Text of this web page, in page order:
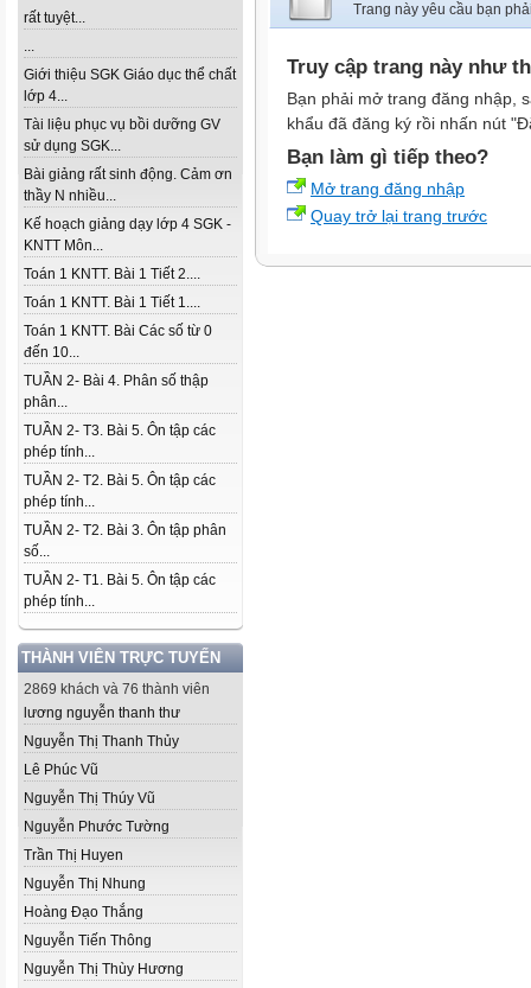
rất tuyệt...
...
Giới thiệu SGK Giáo dục thể chất
lớp 4...
Tài liệu phục vụ bồi dưỡng GV
sử dụng SGK...
Bài giảng rất sinh động. Cảm ơn
thầy N nhiều...
Kế hoạch giảng dạy lớp 4 SGK -
KNTT Môn...
Toán 1 KNTT. Bài 1 Tiết 2....
Toán 1 KNTT. Bài 1 Tiết 1....
Toán 1 KNTT. Bài Các số từ 0
đến 10...
TUẦN 2- Bài 4. Phân số thập
phân...
TUẦN 2- T3. Bài 5. Ôn tập các
phép tính...
TUẦN 2- T2. Bài 5. Ôn tập các
phép tính...
TUẦN 2- T2. Bài 3. Ôn tập phân
số...
TUẦN 2- T1. Bài 5. Ôn tập các
phép tính...
THÀNH VIÊN TRỰC TUYẾN
2869 khách và 76 thành viên
lương nguyễn thanh thư
Nguyễn Thị Thanh Thủy
Lê Phúc Vũ
Nguyễn Thị Thúy Vũ
Nguyễn Phước Tường
Trần Thị Huyen
Nguyễn Thị Nhung
Hoàng Đạo Thắng
Nguyễn Tiến Thông
Nguyễn Thị Thùy Hương
Trang này yêu cầu bạn
Truy cập trang này như
Bạn phải mở trang đăng nhập,
khẩu đã đăng ký rồi nhấn nút
Bạn làm gì tiếp theo?
Mở trang đăng nhập
Quay trở lại trang trước